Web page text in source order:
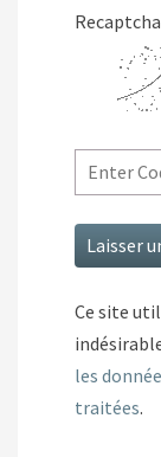
Recaptcha
Ce site
les
traitées.